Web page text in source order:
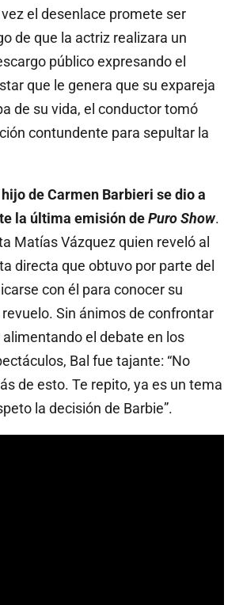
el desenlace promete ser
de que la actriz realizara un
público expresando el
que le genera que su expareja
de su vida, el conductor tomó
contundente para sepultar la
de Carmen Barbieri se dio a
la última emisión dePuro Show.
Matías Vázquez quien reveló al
directa que obtuvo por parte del
con él para conocer su
Sin ánimos de confrontar
el debate en los
Bal fue tajante: “No
de esto. Te repito, ya es un tema
la decisión de Barbie”.